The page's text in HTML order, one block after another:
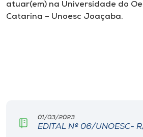
Cultura
atuar(em) na Universidade do
Catarina – Unoesc Joaçaba.
01/03/2023
EDITAL Nº 06/UNOESC-